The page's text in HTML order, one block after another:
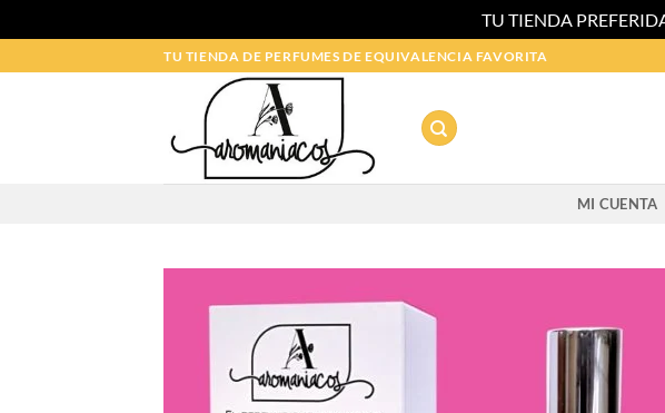
TU TIENDA
al
TU TIENDA DE PERFUMES DE EQUIVALENCIA FAVORITA
MI CUENTA